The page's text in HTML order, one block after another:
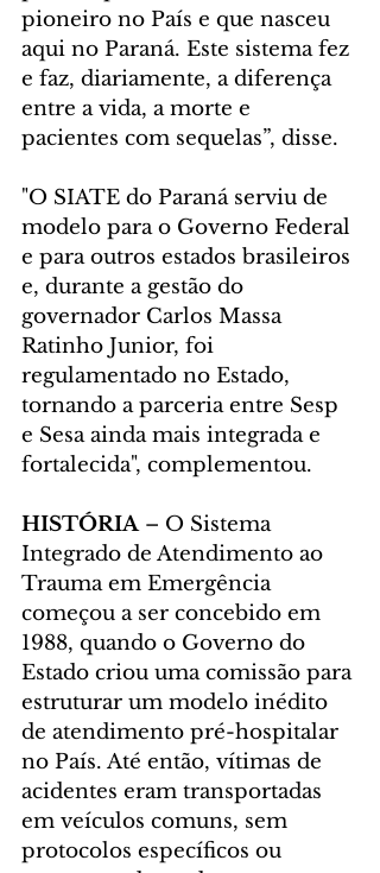
pioneiro no País e que nasceu
aqui no Paraná. Este sistema fez
e faz, diariamente, a diferença
entre a vida, a morte e
pacientes com sequelas”, disse.
"O SIATE do Paraná serviu de
modelo para o Governo Federal
e para outros estados brasileiros
e, durante a gestão do
governador Carlos Massa
Ratinho Junior, foi
regulamentado no Estado,
tornando a parceria entre Sesp
e Sesa ainda mais integrada e
fortalecida", complementou.
HISTÓRIA – O Sistema
Integrado de Atendimento ao
Trauma em Emergência
começou a ser concebido em
1988, quando o Governo do
Estado criou uma comissão para
estruturar um modelo inédito
de atendimento pré-hospitalar
no País. Até então, vítimas de
acidentes eram transportadas
em veículos comuns, sem
protocolos específicos ou